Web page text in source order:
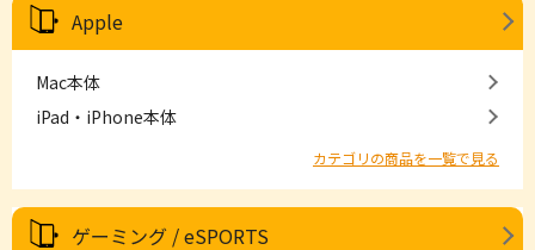
Apple
Mac本体
iPad・iPhone本体
カテゴリの商品を一覧で見る
ゲーミング / eSPORTS